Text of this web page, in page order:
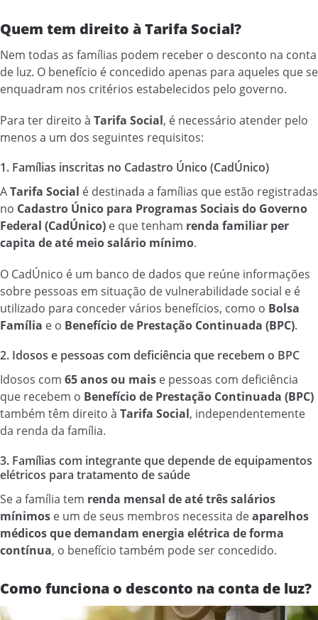
Quem tem direito à Tarifa Social?
Nem todas as famílias podem receber o desconto na conta
de luz. O benefício é concedido apenas para aqueles que se
enquadram nos critérios estabelecidos pelo governo.
Para ter direito à Tarifa Social, é necessário atender pelo
menos a um dos seguintes requisitos:
1. Famílias inscritas no Cadastro Único (CadÚnico)
ATarifa Social é destinada a famílias que estão registradas
no Cadastro Único para Programas Sociais do Governo
Federal (CadÚnico) e que tenham renda familiar per
capita de até meio salário mínimo.
O CadÚnico é um banco de dados que reúne informações
sobre pessoas em situação de vulnerabilidade social e é
utilizado para conceder vários benefícios, como o Bolsa
Família e o Benefício de Prestação Continuada (BPC).
2. Idosos e pessoas com deficiência que recebem o BPC
Idosos com 65 anos ou mais e pessoas com deficiência
que recebem o Benefício de Prestação Continuada (BPC)
também têm direito à Tarifa Social, independentemente
da renda da família.
3. Famílias com integrante que depende de equipamentos
elétricos para tratamento de saúde
Se a família tem renda mensal de até três salários
mínimos e um de seus membros necessita deaparelhos
médicos que demandam energia elétrica de forma
contínua, o benefício também pode ser concedido.
Como funciona o desconto na conta de luz?